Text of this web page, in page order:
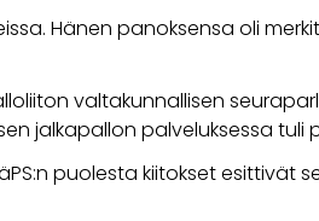
Hänen panoksensa oli
valtakunnallisen
jalkapallon palveluksessa tuli
puolesta kiitokset esittivät